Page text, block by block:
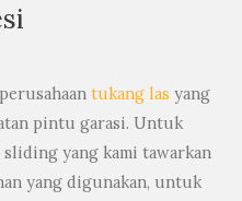
tukang las yang
pintu garasi. Untuk
yang kami tawarkan
yang digunakan, untuk